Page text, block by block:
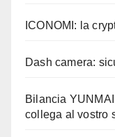
ICONOMI: la
Dash camera:
Bilancia
collega al vostro